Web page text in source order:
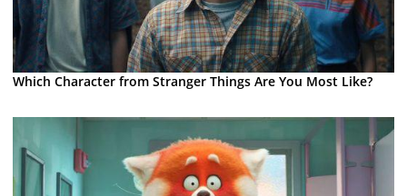
Which Character from Stranger Things Are You Most Like?